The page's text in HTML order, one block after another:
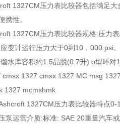
1327CM压力表比较器包括满足
携性。
1327CM压力表比较器规格:压力
变计运行压力大于0到10，000 psi
水库容积约1.5品脱(0.7升) o型环
cmsx 1327 cmsx 1327 MC msg
1327 mcmshmk
1327CM压力表比较器特点
泵运营介质:标准: SAE 20重量汽车